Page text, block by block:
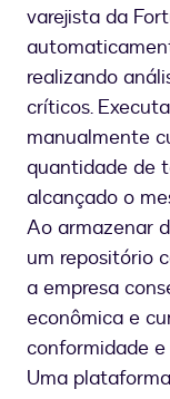
varejista da
realizando
críticos.
manualmente
quantidade de
alcançado o
Ao armazenar
um repositório
a empresa
econômica e
conformidade
Uma